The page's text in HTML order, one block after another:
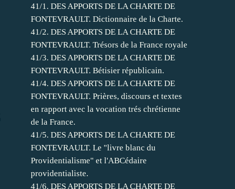
41/1. DES APPORTS DE LA CHARTE DE
FONTEVRAULT. Dictionnaire de la Charte.
41/2. DES APPORTS DE LA CHARTE DE
FONTEVRAULT. Trésors de la France royale
41/3. DES APPORTS DE LA CHARTE DE
FONTEVRAULT. Bétisier républicain.
41/4. DES APPORTS DE LA CHARTE DE
FONTEVRAULT. Prières, discours et textes
en rapport avec la vocation trés chrétienne
de la France.
41/5. DES APPORTS DE LA CHARTE DE
FONTEVRAULT. Le "livre blanc du
Providentialisme" et l'ABCédaire
providentialiste.
41/6. DES APPORTS DE LA CHARTE DE